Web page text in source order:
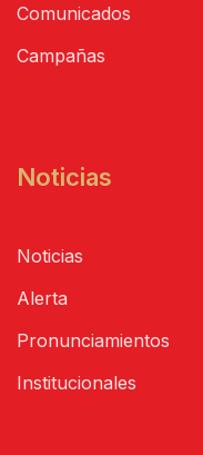
Comunicados
Campañas
Noticias
Noticias
Alerta
Pronunciamientos
Institucionales